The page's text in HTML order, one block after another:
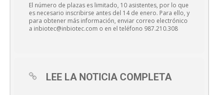
El número de plazas es limitado, 10 asistentes, por lo que
es necesario inscribirse antes del 14 de enero. Para ello, y
para obtener más información, enviar correo electrónico
a inbiotec@inbiotec.com o en el teléfono 987.210.308
LEE LA NOTICIA COMPLETA